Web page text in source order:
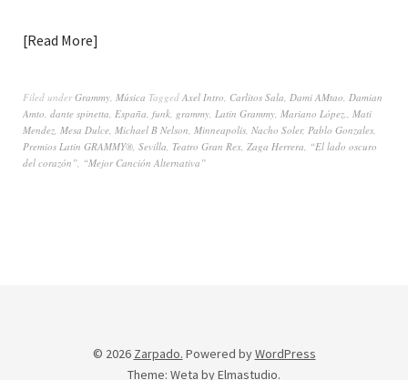
Read More
Filed underGrammy, Música Tagged Axel Intro, Carlitos Sala, Dami AMtao, Damian
Amto, dante spinetta, España, funk, grammy, Latin Grammy, Mariano López., Mati
Mendez, Mesa Dulce, Michael B Nelson, Minneapolis, Nacho Soler, Pablo Gonzales,
Premios Latin GRAMMY®, Sevilla, Teatro Gran Rex, Zaga Herrera, “El lado oscuro
del corazón”, “Mejor Canción Alternativa”
© 2026 Zarpado. Powered byWordPress
Theme: Weta byElmastudio.